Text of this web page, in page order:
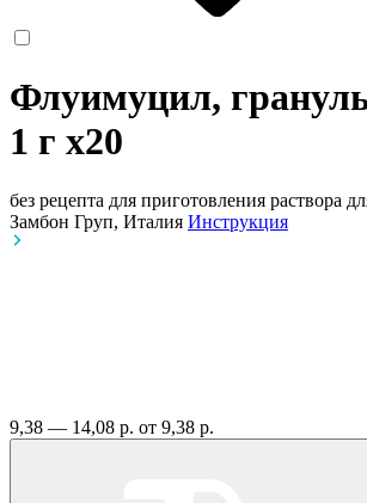
Флуимуцил,
1 г x20
без рецепта для приготовления раствора
Замбон Груп, Италия Инструкция
9,38 — 14,08 р. от 9,38 р.